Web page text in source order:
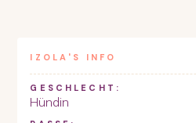
IZOLA 'S INFO
GESCHLECHT:
Hündin